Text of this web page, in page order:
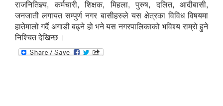
राजनितिज्ञ्य, कर्मचारी, शिक्षक, मिहला, पुरुष, दलित, आदीबासी,
जनजाती लगायत सम्पुर्ण नगर बासीहरुले यस क्षेत्रका विविध विषयमा
हातेमालो गर्दै अगाडी बढ्ने हो भने यस नगरपालिकाको भविश्य राम्रो हुने
निश्चित देखिन्छ ।